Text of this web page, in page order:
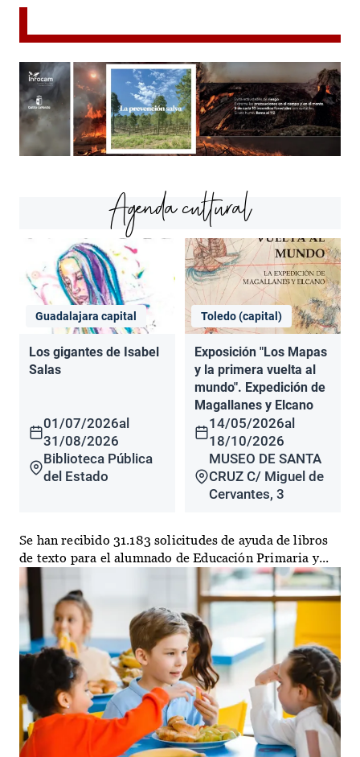
Agenda cultural
Guadalajara capital
Los gigantes de Isabel
Salas
01/07/2026al
31/08/2026
Biblioteca Pública
del Estado
Toledo (capital)
Exposición "Los Mapas
y la primera vuelta al
mundo". Expedición de
Magallanes y Elcano
14/05/2026al
18/10/2026
MUSEO DE SANTA
CRUZ C/ Miguel de
Cervantes, 3
Se han recibido 31.183 solicitudes de ayuda de libros
de texto para el alumnado de Educación Primaria y...